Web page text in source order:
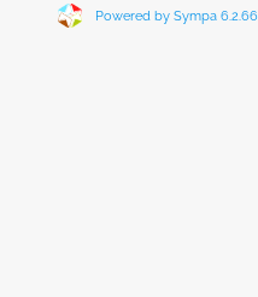
Powered by Sympa 6.2.66